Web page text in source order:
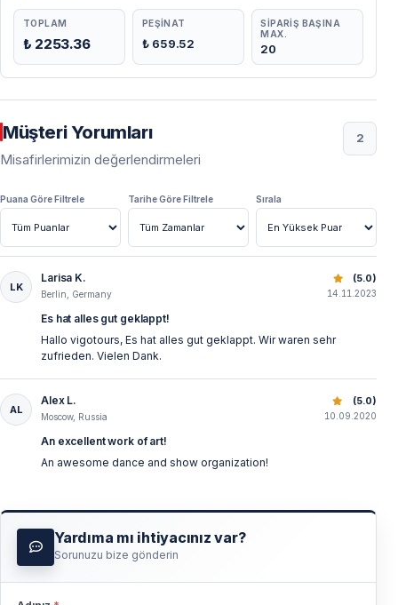
TOPLAM
₺ 2253.36
PEŞINAT
₺ 659.52
SIPARIŞ BAŞINA
MAX.
20
Müşteri Yorumları
Misafirlerimizin değerlendirmeleri
2
Puana Göre Filtrele Tarihe Göre Filtrele Sırala
Belek Otellerinden Aspendos Anadolu Ateşi Dans Gösterisi
LK
Larisa K.
Berlin, Germany
(5.0)
14.11.2023
Es hat alles gut geklappt!
Hallo vigotours, Es hat alles gut geklappt. Wir waren sehr
zufrieden. Vielen Dank.
Belek Otellerinden Aspendos Anadolu Ateşi Dans Gösterisi
AL
Alex L.
Moscow, Russia
(5.0)
10.09.2020
An excellent work of art!
An awesome dance and show organization!
Yardıma mı ihtiyacınız var?
Sorunuzu bize gönderin